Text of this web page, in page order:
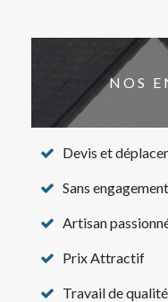
NOS
Devis et
Sans engagement
Artisan
Prix Attractif
Travail de qualité